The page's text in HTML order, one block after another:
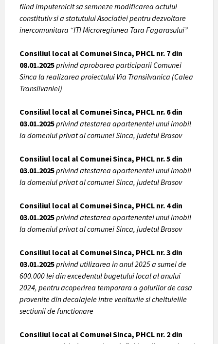
fiind imputernicit sa semneze modificarea actului
constitutiv si a statutului Asociatiei pentru dezvoltare
inercomunitara “ITI Microregiunea Tara Fagarasului”
Consiliul local al Comunei Sinca, PHCL nr. 7 din
08.01.2025privind aprobarea participarii Comunei
Sinca la realizarea proiectului Via Transilvanica (Calea
Transilvaniei)
Consiliul local al Comunei Sinca, PHCL nr. 6 din
03.01.2025privind atestarea apartenentei unui imobil
la domeniul privat al comunei Sinca, judetul Brasov
Consiliul local al Comunei Sinca, PHCL nr. 5 din
03.01.2025privind atestarea apartenentei unui imobil
la domeniul privat al comunei Sinca, judetul Brasov
Consiliul local al Comunei Sinca, PHCL nr. 4 din
03.01.2025privind atestarea apartenentei unui imobil
la domeniul privat al comunei Sinca, judetul Brasov
Consiliul local al Comunei Sinca, PHCL nr. 3 din
03.01.2025privind utilizarea in anul 2025 a sumei de
600.000 lei din excedentul bugetului local al anului
2024, pentru acoperirea temporara a golurilor de casa
provenite din decalajele intre veniturile si cheltuielile
sectiunii de functionare
Consiliul local al Comunei Sinca, PHCL nr. 2 din